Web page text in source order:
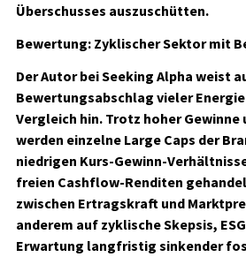
Überschusses auszuschütten.
Bewertung: Zyklischer Sektor mit
Der Autor bei Seeking Alpha weist
Bewertungsabschlag vieler
Vergleich hin. Trotz hoher Gewinne
werden einzelne Large Caps der
niedrigen Kurs-Gewinn-
freien Cashflow-Renditen
zwischen Ertragskraft und
anderem auf zyklische Skepsis,
Erwartung langfristig sinkender